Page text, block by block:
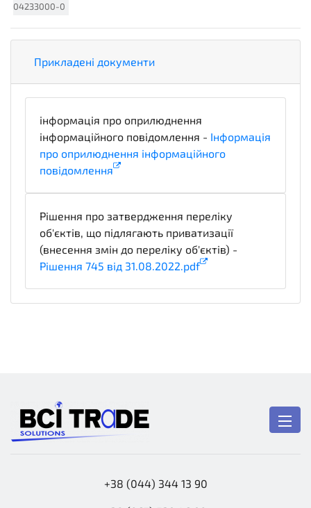
04233000-0
Прикладені документи
інформація про оприлюднення
інформаційного повідомлення - Інформація
про оприлюднення інформаційного
повідомлення
Рішення про затвердження переліку
об'єктів, що підлягають приватизації
(внесення змін до переліку об'єктів) -
Рішення 745 від 31.08.2022.pdf
+38 (044) 344 13 90